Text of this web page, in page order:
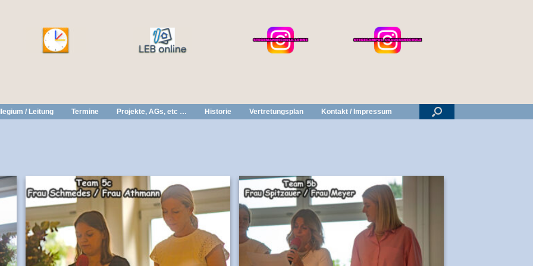
/ Leitung Termine Projekte, AGs, etc … Historie Vertretungsplan Kontakt / Impressum